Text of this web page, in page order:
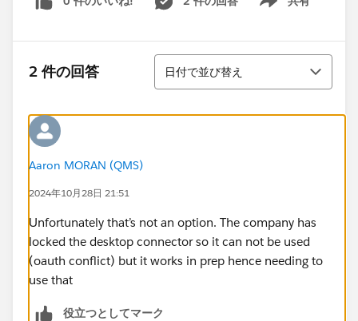
Show menu
2 件の回答
並び替え
日付で並び替え
Aaron MORAN (QMS)
2024年10月28日 21:51
Unfortunately that’s not an option. The company has
locked the desktop connector so it can not be used
(oauth conflict) but it works in prep hence needing to
use that
役立つとしてマーク